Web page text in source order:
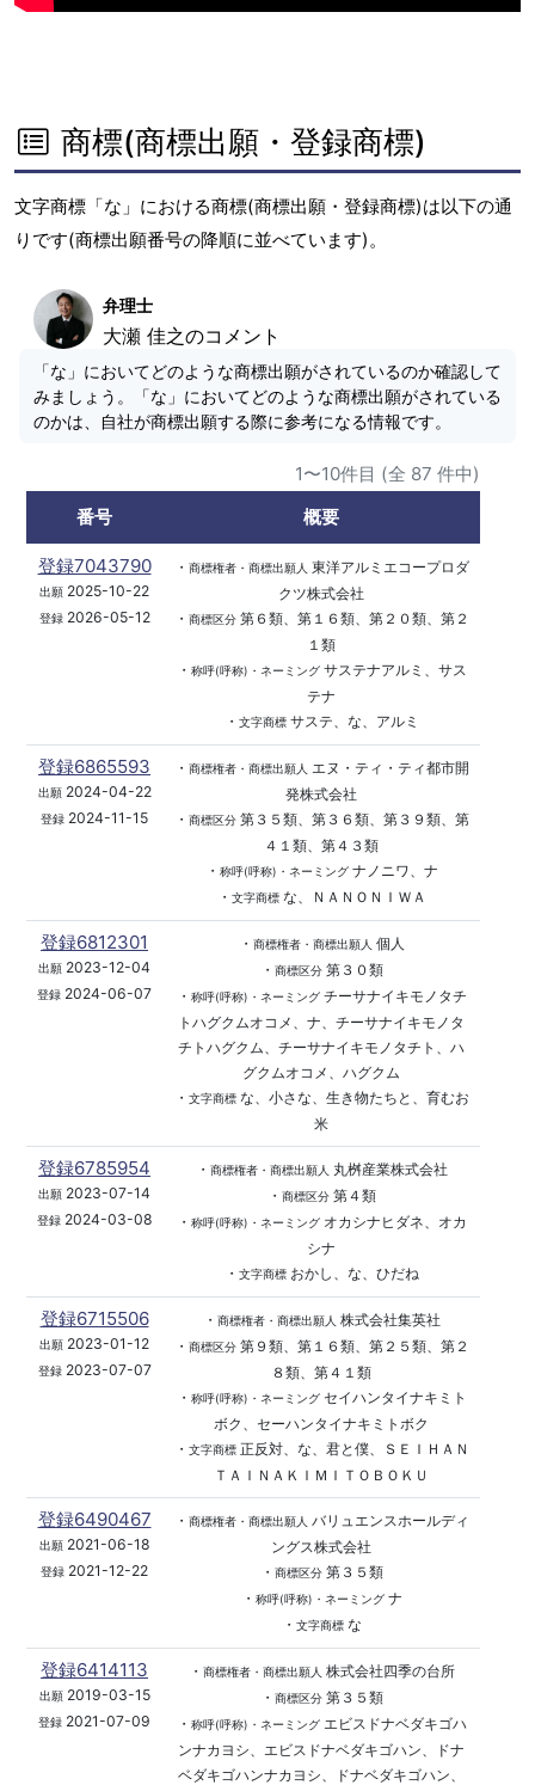
商標(商標出願・登録商標)
文字商標「な」における商標(商標出願・登録商標)は以下の通
りです(商標出願番号の降順に並べています)。
弁理士
大瀬 佳之のコメント
「な」においてどのような商標出願がされているのか確認して
みましょう。「な」においてどのような商標出願がされている
のかは、自社が商標出願する際に参考になる情報です。
1〜10件目 (全 87 件中)
番号
概要
登録7043790
出願 2025-10-22
登録2026-05-12
・ 商標権者・商標出願人 東洋アルミエコープロダ
クツ株式会社
・ 商標区分第６類、第１６類、第２０類、第２
１類
・ 称呼(呼称)・ネーミングサステナアルミ、サス
テナ
・ 文字商標サステ、な、アルミ
登録6865593
出願2024-04-22
登録 2024-11-15
・ 商標権者・商標出願人
エヌ・ティ・ティ都市開
発株式会社
・ 商標区分第３５類、第３６類、第３９類、第
４１類、第４３類
・ 称呼(呼称)・ネーミングナノニワ、ナ
・ 文字商標な、ＮＡＮＯＮＩＷＡ
登録6812301
出願 2023-12-04
登録 2024-06-07
・ 商標権者・商標出願人 個人
・ 商標区分第３０類
・ 称呼(呼称)・ネーミングチーサナイキモノタチ
トハグクムオコメ、ナ、チーサナイキモノタ
チトハグクム、チーサナイキモノタチト、ハ
グクムオコメ、ハグクム
・ 文字商標な、小さな、生き物たちと、育むお
米
登録6785954
出願 2023-07-14
登録2024-03-08
・ 商標権者・商標出願人
丸桝産業株式会社
・ 商標区分第４類
・ 称呼(呼称)・ネーミングオカシナヒダネ、オカ
シナ
・ 文字商標おかし、な、ひだね
登録6715506
出願 2023-01-12
登録2023-07-07
・ 商標権者・商標出願人 株式会社集英社
・ 商標区分第９類、第１６類、第２５類、第２
８類、第４１類
・ 称呼(呼称)・ネーミングセイハンタイナキミト
ボク、セーハンタイナキミトボク
・ 文字商標正反対、な、君と僕、ＳＥＩＨＡＮ
ＴＡＩＮＡＫＩＭＩＴＯＢＯＫＵ
登録6490467
出願2021-06-18
登録 2021-12-22
・ 商標権者・商標出願人 バリュエンスホールディ
ングス株式会社
・ 商標区分第３５類
・ 称呼(呼称)・ネーミングナ
・ 文字商標な
登録6414113
出願2019-03-15
登録 2021-07-09
・ 商標権者・商標出願人 株式会社四季の台所
・ 商標区分第３５類
・ 称呼(呼称)・ネーミングエビスドナベダキゴハ
ンナカヨシ、エビスドナベダキゴハン、ドナ
ベダキゴハンナカヨシ、ドナベダキゴハン、